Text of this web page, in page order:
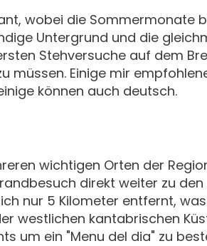
wobei die Sommermonate
Untergrund und die
Stehversuche auf dem
müssen. Einige mir
können auch deutsch.
wichtigen Orten der
direkt weiter zu den
nur 5 Kilometer entfernt,
westlichen kantabrischen
um ein "Menu del dia" zu